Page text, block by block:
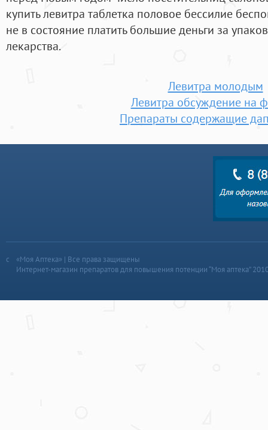
купить левитра таблетка половое бессилие
не в состояние платить большие деньги за
лекарства.
Левитра молодым
Левитра обсуждение на
Препараты содержащие
«Моя Аптека» | Все права защищены
Интернет-магазин препаратов для повышения потенции “Моя аптека”